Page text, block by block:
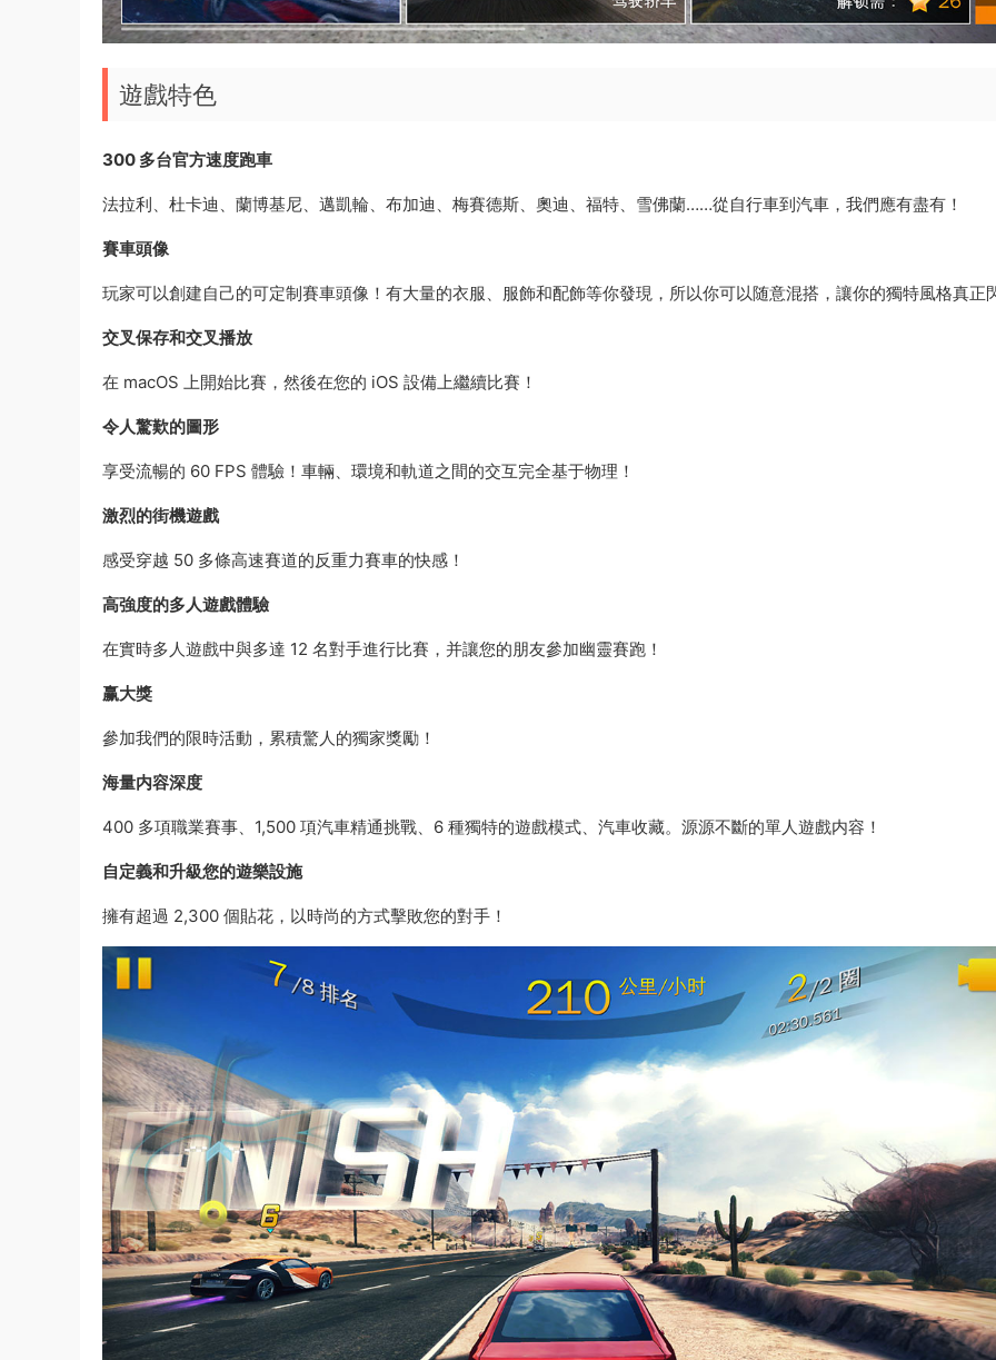
遊戲特色
300 多台官方速度跑車
法拉利、杜卡迪、蘭博基尼、邁凱輪、布加迪、梅賽德斯、奧迪、福特、雪佛蘭……從自行車到汽車，我們應有盡有！
賽車頭像
玩家可以創建自己的可定制賽車頭像！有大量的衣服、服飾和配飾等你發現，所以你可以随意混搭，讓你的獨特風格真正
交叉保存和交叉播放
在 macOS 上開始比賽，然後在您的 iOS 設備上繼續比賽！
令人驚歎的圖形
享受流暢的 60 FPS 體驗！車輛、環境和軌道之間的交互完全基于物理！
激烈的街機遊戲
感受穿越 50 多條高速賽道的反重力賽車的快感！
高強度的多人遊戲體驗
在實時多人遊戲中與多達 12 名對手進行比賽，并讓您的朋友參加幽靈賽跑！
赢大獎
參加我們的限時活動，累積驚人的獨家獎勵！
海量内容深度
400 多項職業賽事、1,500 項汽車精通挑戰、6 種獨特的遊戲模式、汽車收藏。源源不斷的單人遊戲内容！
自定義和升級您的遊樂設施
擁有超過 2,300 個貼花，以時尚的方式擊敗您的對手！